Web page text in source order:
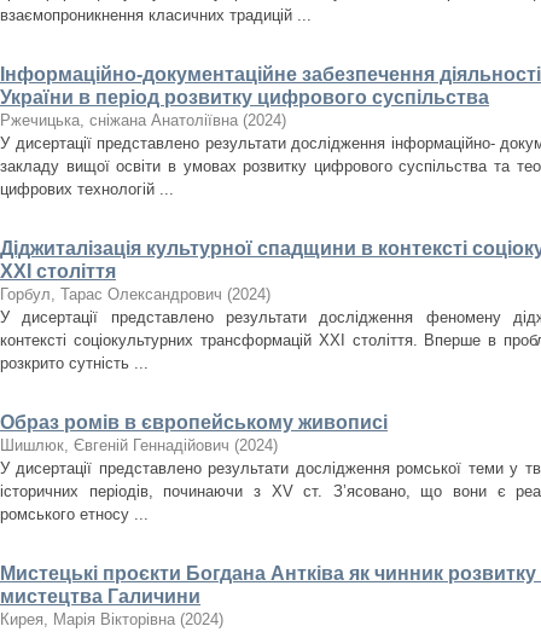
взаємопроникнення класичних традицій ...
Інформаційно-документаційне забезпечення
України в період розвитку цифрового суспільства
Ржечицька, сніжана Анатоліївна (2024)
У дисертації представлено результати дослідження інформаційно-
закладу вищої освіти в умовах розвитку цифрового суспільства та
цифрових технологій ...
Діджиталізація культурної спадщини в контексті
ХХІ століття
Горбул, Тарас Олександрович (2024)
У дисертації представлено результати дослідження феномену
контексті соціокультурних трансформацій ХХІ століття. Вперше в
розкрито сутність ...
Образ ромів в європейському живописі
Шишлюк, Євгеній Геннадійович (2024)
У дисертації представлено результати дослідження ромської теми у
історичних періодів, починаючи з XV ст. З’ясовано, що вони є
ромського етносу ...
Мистецькі проєкти Богдана Антківа як чинник
мистецтва Галичини
Кирея, Марія Вікторівна (2024)